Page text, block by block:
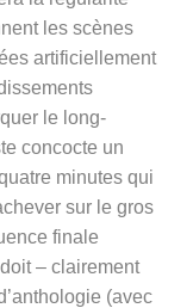
les scènes
artificiellement
le long-
concocte un
minutes qui
sur le gros
finale
– clairement
(avec